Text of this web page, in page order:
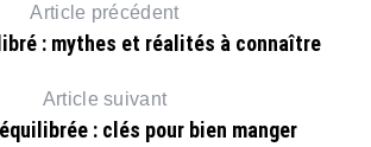
Article précédent
: mythes et réalités à connaître
Article suivant
: clés pour bien manger